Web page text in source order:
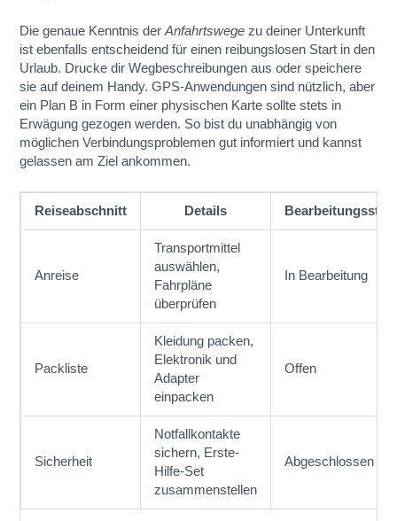
Die genaue Kenntnis derAnfahrtswege zu deiner Unterkunft
ist ebenfalls entscheidend für einen reibungslosen Start in den
Urlaub. Drucke dir Wegbeschreibungen aus oder speichere
sie auf deinem Handy. GPS-Anwendungen sind nützlich, aber
ein Plan B in Form einer physischen Karte sollte stets in
Erwägung gezogen werden. So bist du unabhängig von
möglichen Verbindungsproblemen gut informiert und kannst
gelassen am Ziel ankommen.
Reiseabschnitt Details
Anreise
Transportmittel
auswählen,
Fahrpläne
überprüfen
In Bearbeitung
Packliste
Kleidung packen,
Elektronik und
Adapter
einpacken
Offen
Sicherheit
Notfallkontakte
sichern, Erste-
Hilfe-Set
zusammenstellen
Abgeschlossen